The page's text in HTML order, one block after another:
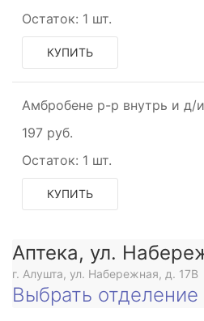
Остаток: 1 шт.
КУПИТЬ
Амбробене р-р внутрь и д/
197 руб.
Остаток: 1 шт.
КУПИТЬ
Аптека, ул.
г. Алушта, ул. Набережная, д. 17В
Выбрать отделение